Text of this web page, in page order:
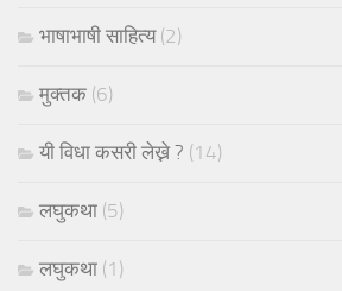
भाषाभाषी साहित्य(2)
मुक्तक (6)
यी विधा कसरी लेख्ने ? (14)
लघुकथा (5)
लघुकथा (1)